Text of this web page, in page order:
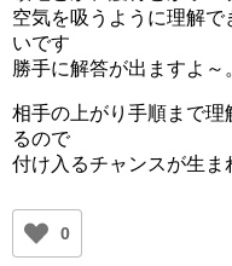
空気を吸うように理解
いです
勝手に解答が出ますよ～
相手の上がり手順まで
るので
付け入るチャンスが生ま
0